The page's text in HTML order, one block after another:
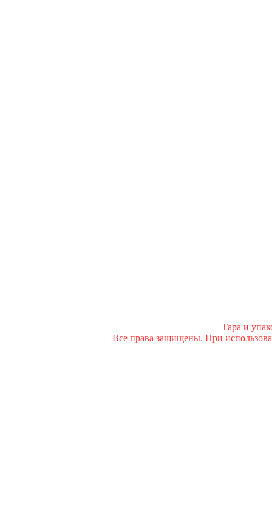
Тара и
Все права защищены. При